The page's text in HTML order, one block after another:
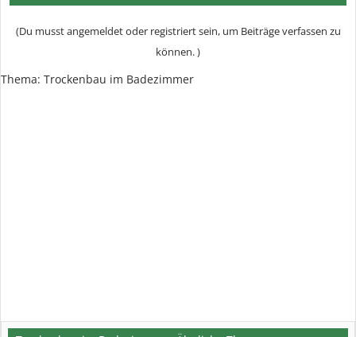
(Du musst angemeldet oder registriert sein, um Beiträge verfassen zu
können. )
Thema: Trockenbau im Badezimmer